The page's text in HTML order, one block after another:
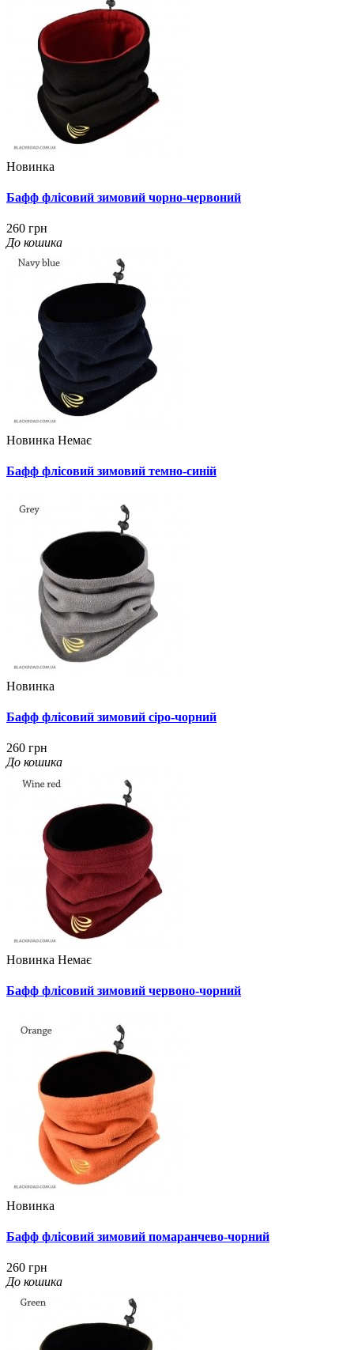
Новинка
Бафф флісовий зимовий чорно-червоний
260 грн
До кошика
Новинка Немає
Бафф флісовий зимовий темно-синій
Новинка
Бафф флісовий зимовий сіро-чорний
260 грн
До кошика
Новинка Немає
Бафф флісовий зимовий червоно-чорний
Новинка
Бафф флісовий зимовий помаранчево-чорний
260 грн
До кошика